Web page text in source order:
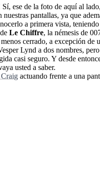
Sí, ese de la foto de aquí al
pantallas, ya que
a primera vista,
Le Chiffre, la némesis de
cerrado, a excepción
Lynd a dos nombres,
casi seguro. Y desde
usted a saber.
actuando frente a una